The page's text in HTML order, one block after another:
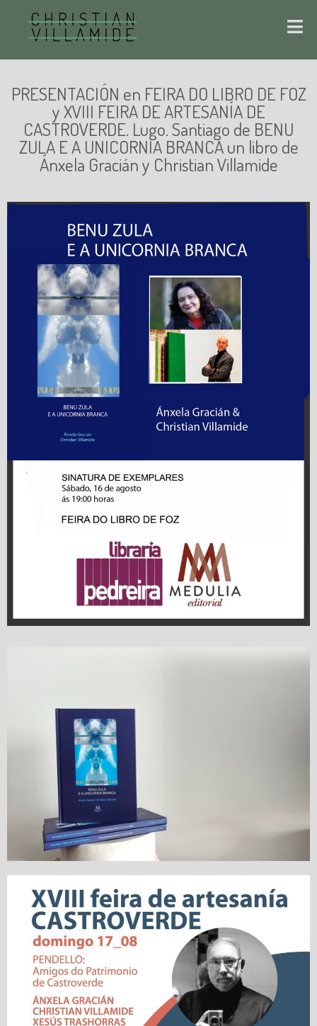
PRESENTACIÓN en FEIRA DO LIBRO DE FOZ
y XVIII FEIRA DE ARTESANÍA DE
CASTROVERDE. Lugo. Santiago de BENU
ZULA E A UNICORNIA BRANCA un libro de
Ánxela Gracián y Christian Villamide